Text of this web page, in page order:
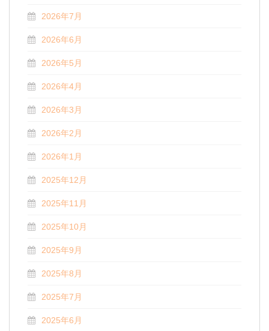
2026年7月
2026年6月
2026年5月
2026年4月
2026年3月
2026年2月
2026年1月
2025年12月
2025年11月
2025年10月
2025年9月
2025年8月
2025年7月
2025年6月